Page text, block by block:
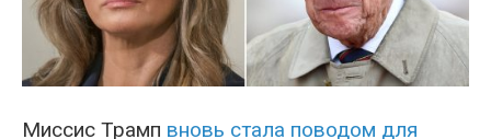
Миссис Трамп вновь стала поводом для